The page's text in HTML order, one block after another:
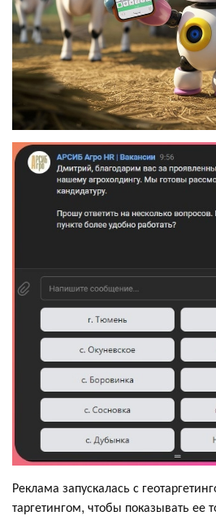
Реклама запускалась с
таргетингом, чтобы показывать ее